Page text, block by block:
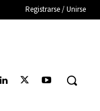
Registrarse / Unirse